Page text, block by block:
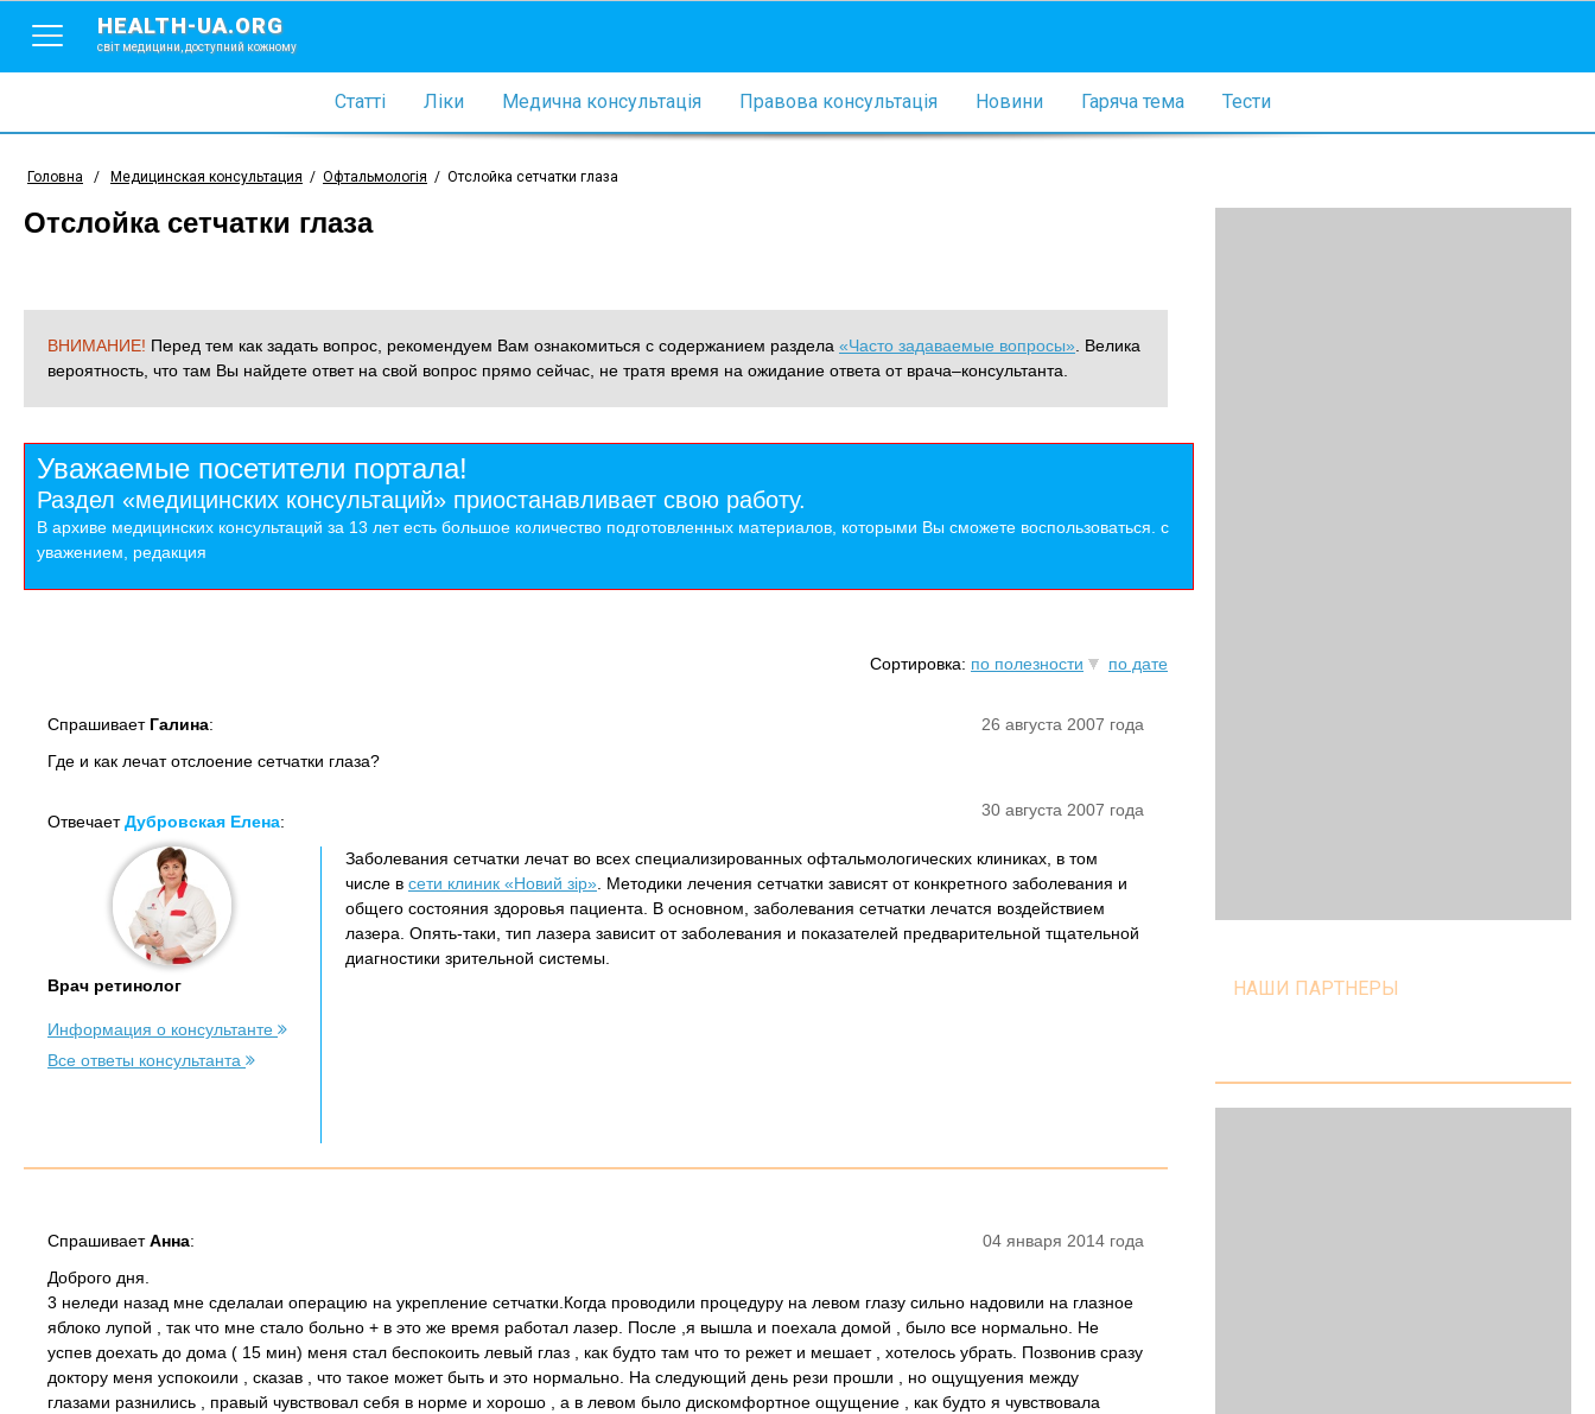
HEALTH-UA.ORG
світ медицини, доступний кожному
Статті Ліки Медична консультація Правова консультація Новини Гаряча тема Тести
Головна / Медицинская консультация / Офтальмологія / Отслойка сетчатки глаза
Отслойка сетчатки глаза
ВНИМАНИЕ! Перед тем как задать вопрос, рекомендуем Вам ознакомиться с содержанием раздела «Часто задаваемые вопросы» . Велика
вероятность, что там Вы найдете ответ на свой вопрос прямо сейчас, не тратя время на ожидание ответа от врача–консультанта.
Уважаемые посетители портала!
Раздел «медицинских консультаций» приостанавливает свою работу.
В архиве медицинских консультаций за 13 лет есть большое количество подготовленных материалов, которыми Вы сможете воспользоваться. с
уважением, редакция
Сортировка: по полезности по дате
26 августа 2007 года
Спрашивает Галина:
Где и как лечат отслоение сетчатки глаза?
30 августа 2007 года
ОтвечаетДубровская Елена:
Врач ретинолог
Информация о консультанте
Все ответы консультанта
Заболевания сетчатки лечат во всех специализированных офтальмологических клиниках, в том
числе в сети клиник «Новий зір» . Методики лечения сетчатки зависят от конкретного заболевания и
общего состояния здоровья пациента. В основном, заболевания сетчатки лечатся воздействием
лазера. Опять-таки, тип лазера зависит от заболевания и показателей предварительной тщательной
диагностики зрительной системы.
04 января 2014 года
СпрашиваетАнна:
Доброго дня.
3 неледи назад мне сделалаи операцию на укрепление сетчатки.Когда проводили процедуру на левом глазу сильно надовили на глазное
яблоко лупой , так что мне стало больно + в это же время работал лазер. После ,я вышла и поехала домой , было все нормально. Не
успев доехать до дома ( 15 мин) меня стал беспокоить левый глаз , как будто там что то режет и мешает , хотелось убрать. Позвонив сразу
доктору меня успокоили , сказав , что такое может быть и это нормально. На следующий день рези прошли , но ощущуения между
глазами разнились , правый чувствовал себя в норме и хорошо , а в левом было дискомфортное ощущение , как будто я чувствовала
НАШИ ПАРТНЕРЫ